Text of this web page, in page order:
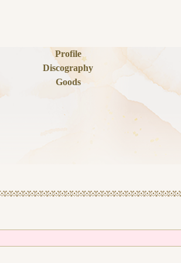
Profile
Discography
Goods